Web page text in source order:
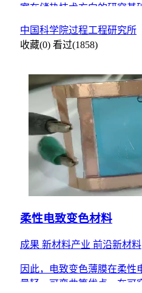
室在储热技术方向的研究基
用，提升储热
中国科学院过程工程研究所
收藏(0) 看过(1858)
柔性电致变色材料
成果 新材料产业 前沿新材料
因此，电致变色薄膜在柔性
量轻、可弯曲等优点，在可